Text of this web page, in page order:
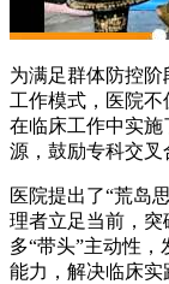
为满足群体防控
工作模式，医院
在临床工作中实
源，鼓励专科交叉
医院提出了“荒岛
理者立足当前，突
多“带头”主动性
能力，解决临床